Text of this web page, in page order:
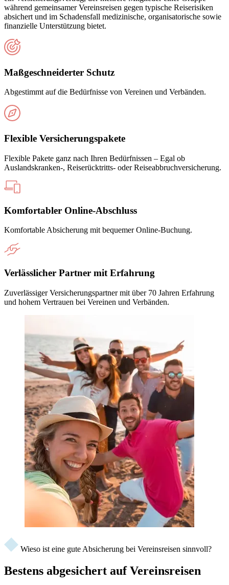
während gemeinsamer Vereinsreisen gegen typische Reiserisiken
absichert und im Schadensfall medizinische, organisatorische sowie
finanzielle Unterstützung bietet.
Maßgeschneiderter Schutz
Abgestimmt auf die Bedürfnisse von Vereinen und Verbänden.
Flexible Versicherungspakete
Flexible Pakete ganz nach Ihren Bedürfnissen – Egal ob
Auslandskranken-, Reiserücktritts- oder Reiseabbruchversicherung.
Komfortabler Online-Abschluss
Komfortable Absicherung mit bequemer Online-Buchung.
Verlässlicher Partner mit Erfahrung
Zuverlässiger Versicherungspartner mit über 70 Jahren Erfahrung
und hohem Vertrauen bei Vereinen und Verbänden.
Wieso ist eine gute Absicherung bei Vereinsreisen sinnvoll?
Bestens abgesichert auf Vereinsreisen